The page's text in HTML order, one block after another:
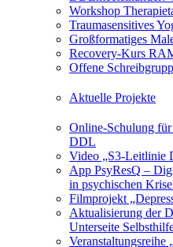
Workshop
Traumasensitives
Großformatiges
Recovery-Kurs
Offene
Aktuelle Projekte
Online-Schulung
DDL
Video „S3-Leitlinie
App PsyResQ –
in psychischen
Filmprojekt
Aktualisierung der
Unterseite
Veranstaltungsreihe